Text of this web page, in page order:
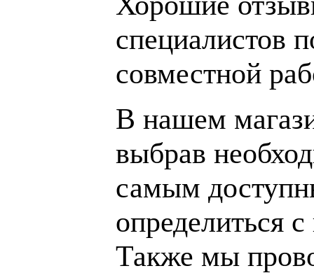
специалистов
совместной
В нашем
выбрав
самым
определиться
Также мы